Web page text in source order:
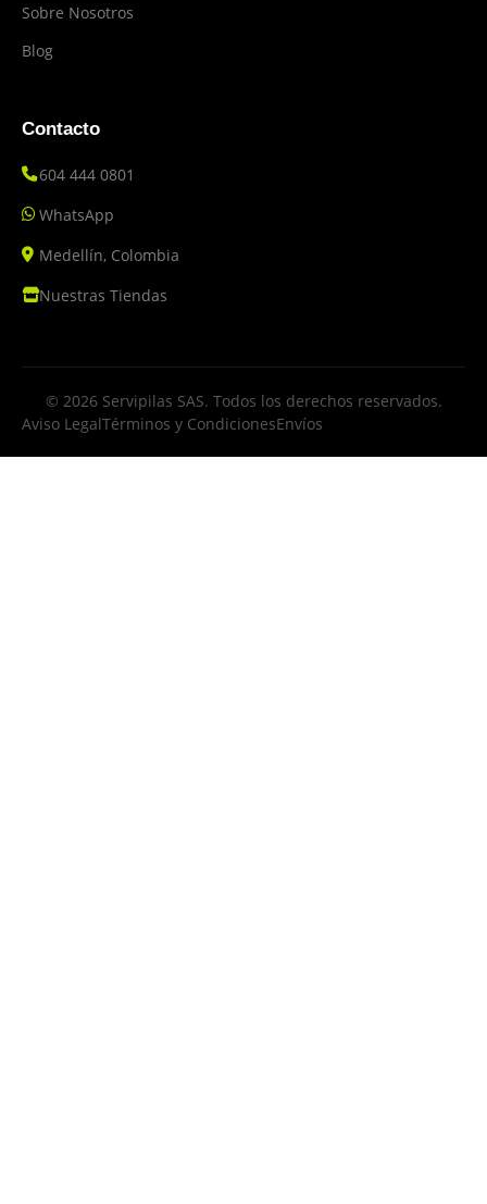
Sobre Nosotros
Blog
Contacto
604 444 0801
WhatsApp
Medellín, Colombia
Nuestras Tiendas
© 2026 Servipilas SAS. Todos los derechos reservados.
Aviso LegalTérminos y CondicionesEnvíos